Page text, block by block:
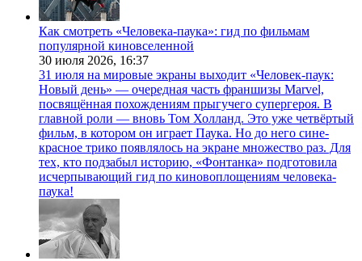
Как смотреть «Человека-паука»: гид по фильмам
популярной киновселенной
30 июля 2026, 16:37
31 июля на мировые экраны выходит «Человек-паук:
Новый день» — очередная часть франшизы Marvel,
посвящённая похождениям прыгучего супергероя. В
главной роли — вновь Том Холланд. Это уже четвёртый
фильм, в котором он играет Паука. Но до него сине-
красное трико появлялось на экране множество раз. Для
тех, кто подзабыл историю, «Фонтанка» подготовила
исчерпывающий гид по киновоплощениям человека-
паука!